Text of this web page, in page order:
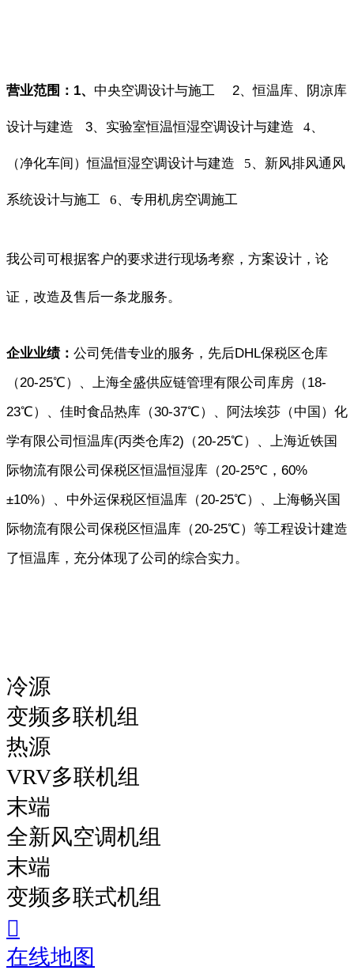
营业范围： 1、 中央空调设计与施工 2、恒温库、阴凉库
设计与建造 3、 实验室恒温恒湿空调设计与建造 4、
（净化车间）恒温恒湿空调设计与建造 5、 新风排风通风
系统设计与施工 6、专用机房空调施工
我公司可根据客户的要求进行现场考察，方案设计，论
证，改造及售后一条龙服务。
企业业绩： 公司凭借专业的服务，先后DHL保税区仓库
（20-25℃）、上海全盛供应链管理有限公司库房（18-
23℃）、佳时食品热库（30-37℃）、阿法埃莎（中国）化
学有限公司恒温库(丙类仓库2) （20-25℃）、上海近铁国
际物流有限公司保税区恒温恒湿库（20-25℃， 60%
±10%）、中外运保税区恒温库（20-25℃）、上海畅兴国
际物流有限公司保税区恒温库（20-25℃）等工程设计建造
了恒温库，充分体现了公司的综合实力。
冷源
变频多联机组
热源
VRV多联机组
末端
全新风空调机组
末端
变频多联式机组
在线地图